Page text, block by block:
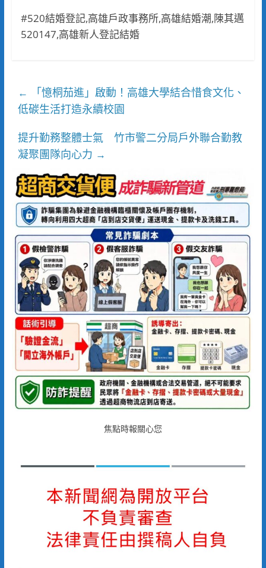
#520結婚登記,高雄戶政事務所,高雄結婚潮,陳其邁
520147,高雄新人登記結婚
←
「憶桐茄進」啟動！高雄大學結合惜食文化、
低碳生活打造永續校園
提升勤務整體士氣 竹市警二分局戶外聯合勤教
凝聚團隊向心力 →
焦點時報關心您